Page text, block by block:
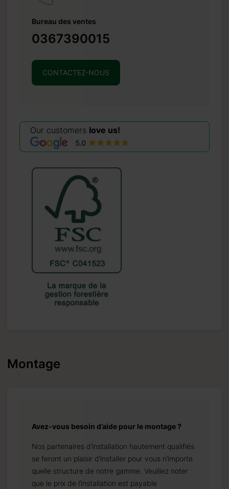
Bureau des ventes
0367390015
CONTACTEZ-NOUS
Our customers love us!
Montage
Avez-vous besoin d’aide pour le montage ?
Nos partenaires d’installation hautement qualifiés
se feront un plaisir d’installer pour vous n’importe
quelle structure de notre gamme. Veuillez noter
que le prix de l’installation est payable